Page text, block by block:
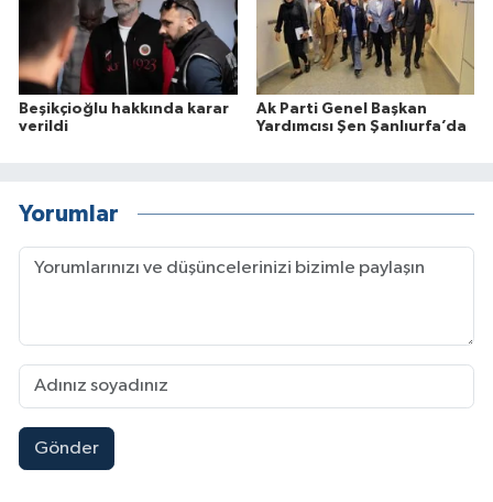
Beşikçioğlu hakkında karar
verildi
Ak Parti Genel Başkan
Yardımcısı Şen Şanlıurfa’da
Yorumlar
Gönder